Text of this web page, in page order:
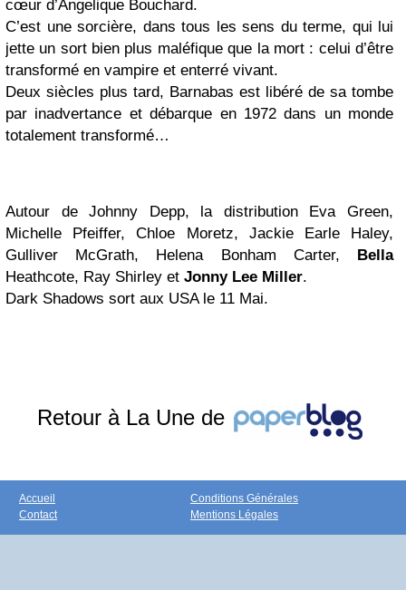
cœur d’Angelique Bouchard.
C’est une sorcière, dans tous les sens du terme, qui lui
jette un sort bien plus maléfique que la mort : celui d’être
transformé en vampire et enterré vivant.
Deux siècles plus tard, Barnabas est libéré de sa tombe
par inadvertance et débarque en 1972 dans un monde
totalement transformé…
Autour de Johnny Depp, la distribution Eva Green,
Michelle Pfeiffer, Chloe Moretz, Jackie Earle Haley,
Gulliver McGrath, Helena Bonham Carter, Bella
Heathcote, Ray Shirley et Jonny Lee Miller.
Dark Shadows sort aux USA le 11 Mai.
Retour à La Une de
Accueil
Contact
Conditions Générales
Mentions Légales